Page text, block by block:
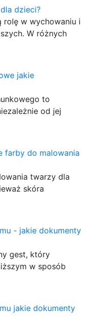
dzieci?
rolę w wychowaniu i
W różnych
jakie
to
od jej
farby do malowania
twarzy dla
skóra
- jakie dokumenty
gest, który
w sposób
jakie dokumenty